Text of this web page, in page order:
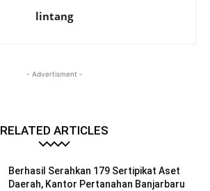
lintang
- Advertisment -
RELATED ARTICLES
Berhasil Serahkan 179 Sertipikat Aset
Daerah, Kantor Pertanahan Banjarbaru